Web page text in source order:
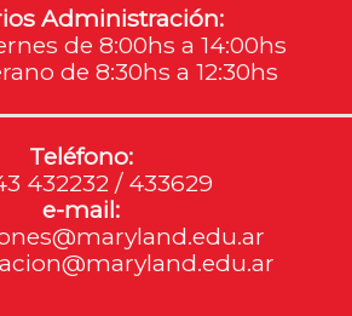
Administración:
de 8:00hs a 14:00hs
de 8:30hs a 12:30hs
Teléfono:
432232 / 433629
e-mail: